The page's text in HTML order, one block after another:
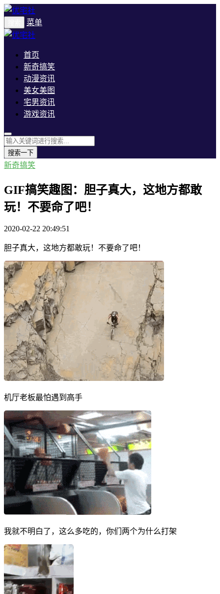
菜单
首页
新奇搞笑
动漫资讯
美女美图
宅男资讯
游戏资讯
搜索一下
新奇搞笑
GIF搞笑趣图：胆子真大，这地方都敢
玩！不要命了吧！
2020-02-22 20:49:51
胆子真大，这地方都敢玩！不要命了吧！
机厅老板最怕遇到高手
我就不明白了，这么多吃的，你们两个为什么打架